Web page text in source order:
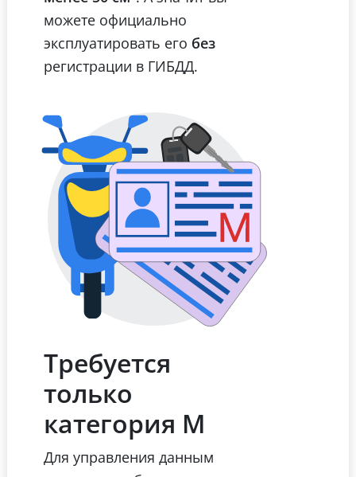
можете официально
эксплуатировать его без
регистрации в ГИБДД.
Требуется
только
категория М
Для управления данным